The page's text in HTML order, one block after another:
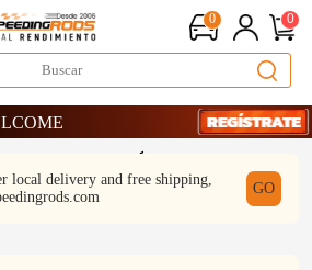
0 0
local delivery and free shipping,
GO
REVISIÓN